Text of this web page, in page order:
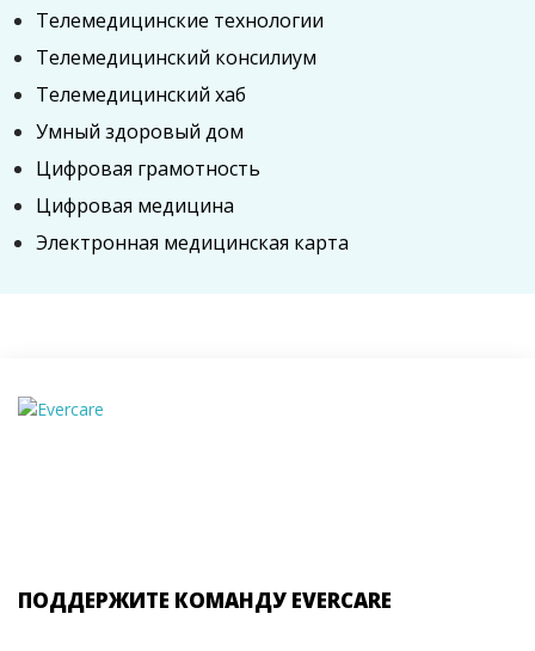
Телемедицинские технологии
Телемедицинский консилиум
Телемедицинский хаб
Умный здоровый дом
Цифровая грамотность
Цифровая медицина
Электронная медицинская карта
ПОДДЕРЖИТЕ КОМАНДУ EVERCARE